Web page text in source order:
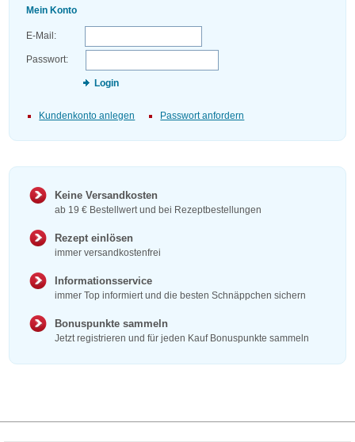
Mein Konto
E-Mail:
Passwort:
Login
Kundenkonto anlegen Passwort anfordern
Keine Versandkosten
ab 19 € Bestellwert und bei Rezeptbestellungen
Rezept einlösen
immer versandkostenfrei
Informationsservice
immer Top informiert und die besten Schnäppchen sichern
Bonuspunkte sammeln
Jetzt registrieren und für jeden Kauf Bonuspunkte sammeln